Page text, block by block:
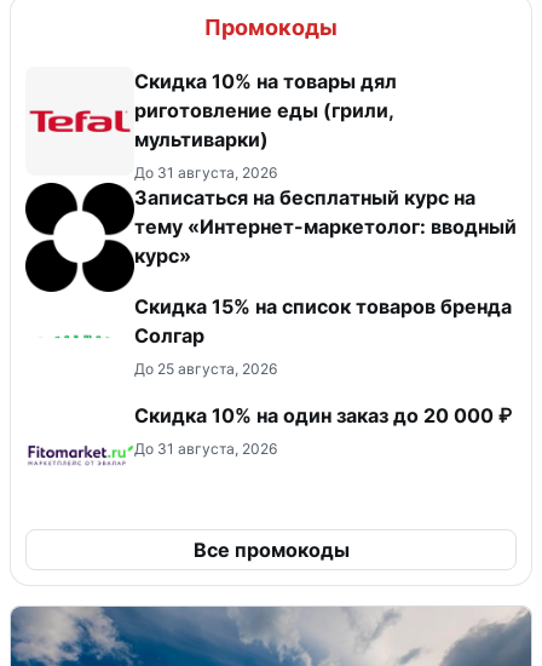
Промокоды
Скидка 10% на товары дял
риготовление еды (грили,
мультиварки)
До 31 августа, 2026
Записаться на бесплатный курс на
тему «Интернет-маркетолог: вводный
курс»
Скидка 15% на список товаров бренда
Солгар
До 25 августа, 2026
Скидка 10% на один заказ до 20 000 ₽
До 31 августа, 2026
Все промокоды